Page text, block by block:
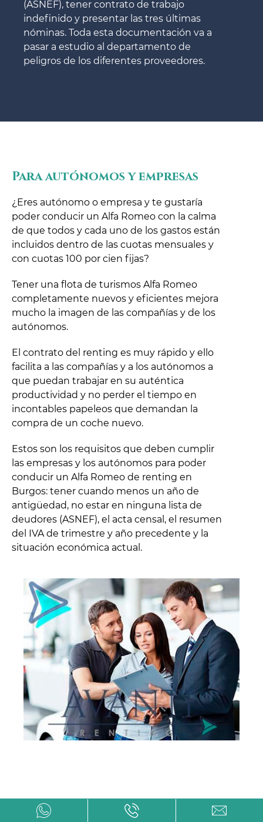
(ASNEF), tener contrato de trabajo
indefinido y presentar las tres últimas
nóminas. Toda esta documentación va a
pasar a estudio al departamento de
peligros de los diferentes proveedores.
Para autónomos y empresas
¿Eres autónomo o empresa y te gustaría
poder conducir un Alfa Romeo con la calma
de que todos y cada uno de los gastos están
incluidos dentro de las cuotas mensuales y
con cuotas 100 por cien fijas?
Tener una flota de turismos Alfa Romeo
completamente nuevos y eficientes mejora
mucho la imagen de las compañías y de los
autónomos.
El contrato del renting es muy rápido y ello
facilita a las compañías y a los autónomos a
que puedan trabajar en su auténtica
productividad y no perder el tiempo en
incontables papeleos que demandan la
compra de un coche nuevo.
Estos son los requisitos que deben cumplir
las empresas y los autónomos para poder
conducir un Alfa Romeo de renting en
Burgos: tener cuando menos un año de
antigüedad, no estar en ninguna lista de
deudores (ASNEF), el acta censal, el resumen
del IVA de trimestre y año precedente y la
situación económica actual.